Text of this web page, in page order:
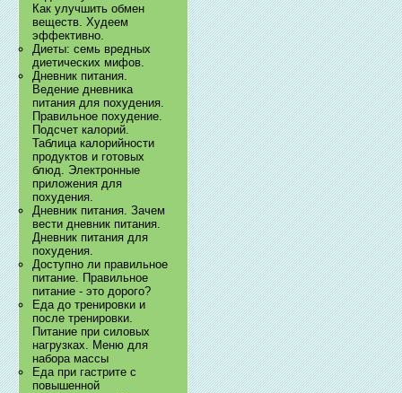
Как улучшить обмен
веществ. Худеем
эффективно.
Диеты: семь вредных
диетических мифов.
Дневник питания.
Ведение дневника
питания для похудения.
Правильное похудение.
Подсчет калорий.
Таблица калорийности
продуктов и готовых
блюд. Электронные
приложения для
похудения.
Дневник питания. Зачем
вести дневник питания.
Дневник питания для
похудения.
Доступно ли правильное
питание. Правильное
питание - это дорого?
Еда до тренировки и
после тренировки.
Питание при силовых
нагрузках. Меню для
набора массы
Еда при гастрите с
повышенной